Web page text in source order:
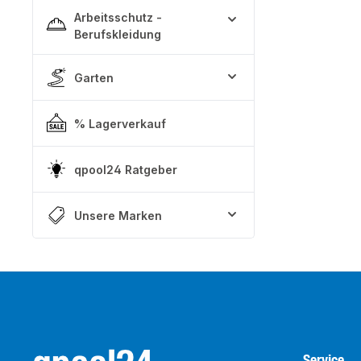
Arbeitsschutz -
Berufskleidung
Garten
% Lagerverkauf
qpool24 Ratgeber
Unsere Marken